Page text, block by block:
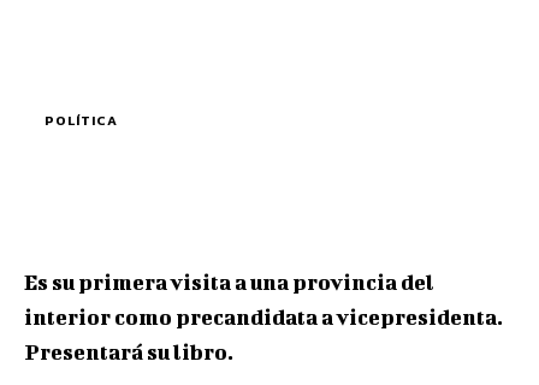
POLÍTICA
Es su primera visita a una provincia del
interior como precandidata a vicepresidenta.
Presentará su libro.